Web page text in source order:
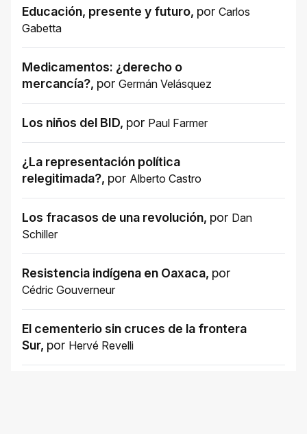
Educación, presente y futuro, por Carlos
Gabetta
Medicamentos: ¿derecho o
mercancía?, por Germán Velásquez
Los niños del BID, por Paul Farmer
¿La representación política
relegitimada?, por Alberto Castro
Los fracasos de una revolución, por Dan
Schiller
Resistencia indígena en Oaxaca, por
Cédric Gouverneur
El cementerio sin cruces de la frontera
Sur, por Hervé Revelli